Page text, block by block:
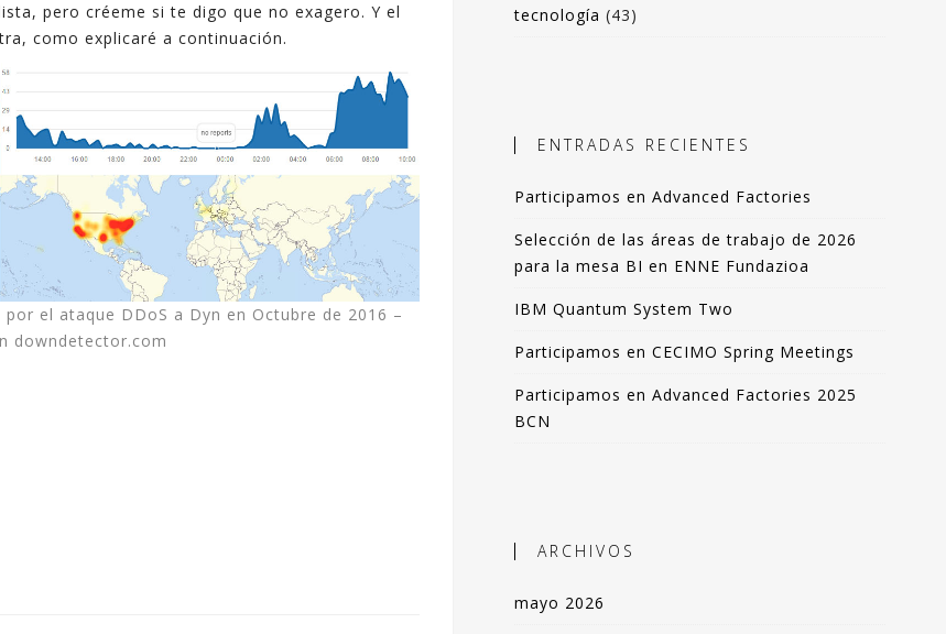
análisis de datos. Desde herramientas de apoyo
lazo cerrado para optimización de procesos
industriales, el objetivo es incorporar
apoyo en la toma de decisiones.
En este blog comparto esas experiencias,
explicadas de forma resumida pero clara. La
mayoría de artículos los podrás leer en 3-4
minutos de tu tiempo.
Espero que lo disfrutes tanto como yo.
- Fernando Sáenz -
pero créeme si te digo que no exagero. Y el
como explicaré a continuación.
el ataque DDoS a Dyn en Octubre de 2016 –
downdetector.com
tecnología (43)
ENTRADAS RECIENTES
Participamos en Advanced Factories
Selección de las áreas de trabajo de 2026
para la mesa BI en ENNE Fundazioa
IBM Quantum System Two
Participamos en CECIMO Spring Meetings
Participamos en Advanced Factories 2025
BCN
ARCHIVOS
mayo 2026